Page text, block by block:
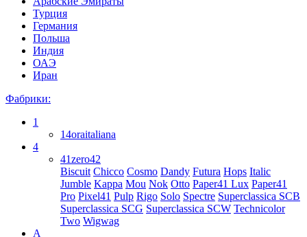
Турция
Германия
Польша
Индия
ОАЭ
Иран
Фабрики:
1
14oraitaliana
4
41zero42
Biscuit Chicco Cosmo Dandy Futura Hops Italic
Jumble Kappa Mou Nok Otto Paper41 Lux Paper41
Pro Pixel41 Pulp Rigo Solo Spectre Superclassica SCB
Superclassica SCG Superclassica SCW Technicolor
Two Wigwag
A